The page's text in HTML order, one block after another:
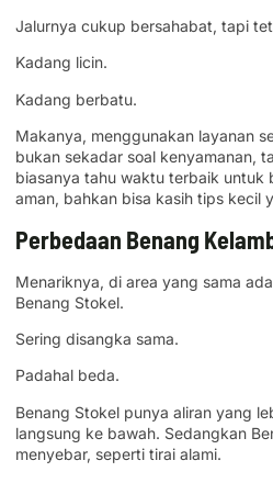
Jalurnya cukup bersahabat, tapi
Kadang licin.
Kadang berbatu.
Makanya, menggunakan layanan
bukan sekadar soal kenyamanan,
biasanya tahu waktu terbaik untuk
aman, bahkan bisa kasih tips kecil
Perbedaan Benang
Menariknya, di area yang sama
Benang Stokel.
Sering disangka sama.
Padahal beda.
Benang Stokel punya aliran yang
langsung ke bawah. Sedangkan
menyebar, seperti tirai alami.